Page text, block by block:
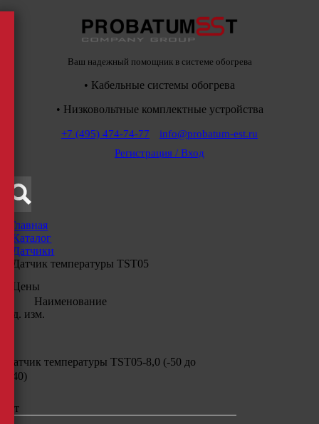
Ваш надежный помощник в системе обогрева
• Кабельные системы обогрева
• Низковольтные комплектные устройства
+7 (495) 474-74-77
info@probatum-est.ru
Регистрация / Вход
Главная
Каталог
Датчики
Датчик температуры TST05
Цены
Наименование
Ед. изм.
Датчик температуры TST05-8,0 (-50 до
+40)
шт